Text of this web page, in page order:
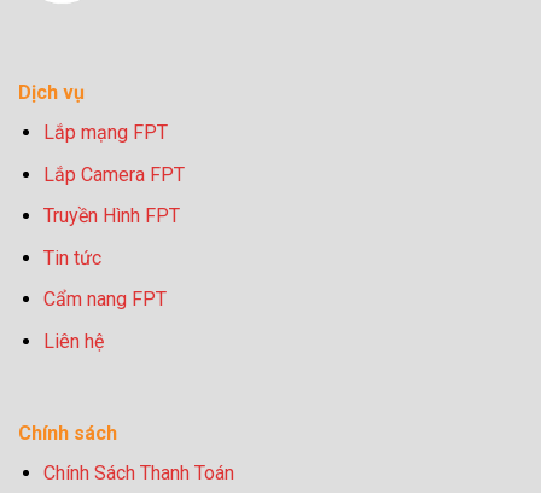
Dịch vụ
Lắp mạng FPT
Lắp Camera FPT
Truyền Hình FPT
Tin tức
Cẩm nang FPT
Liên hệ
Chính sách
Chính Sách Thanh Toán